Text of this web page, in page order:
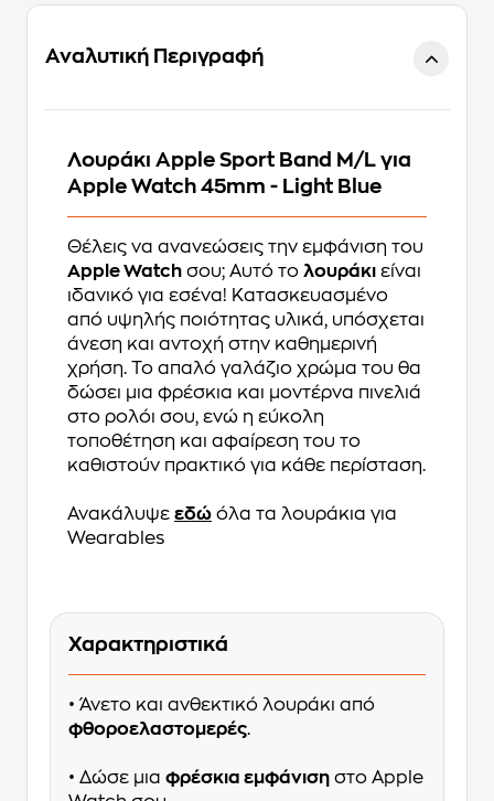
Αναλυτική Περιγραφή
Λουράκι Apple Sport Band M/L για
Apple Watch 45mm - Light Blue
Θέλεις να ανανεώσεις την εμφάνιση του
Apple Watch σου; Αυτό το λουράκι είναι
ιδανικό για εσένα! Κατασκευασμένο
από υψηλής ποιότητας υλικά, υπόσχεται
άνεση και αντοχή στην καθημερινή
χρήση. Το απαλό γαλάζιο χρώμα του θα
δώσει μια φρέσκια και μοντέρνα πινελιά
στο ρολόι σου, ενώ η εύκολη
τοποθέτηση και αφαίρεση του το
καθιστούν πρακτικό για κάθε περίσταση.
Ανακάλυψε εδώ όλα τα λουράκια για
Wearables
Χαρακτηριστικά
• Άνετο και ανθεκτικό λουράκι από
φθοροελαστομερές.
• Δώσε μια φρέσκια εμφάνιση στο Apple